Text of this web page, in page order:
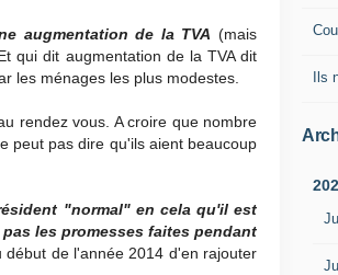
augmentation de la TVA (mais
qui dit augmentation de la TVA dit
les ménages les plus modestes.
rendez vous. A croire que nombre
peut pas dire qu'ils aient beaucoup
"normal" en cela qu'il est
les promesses faites pendant
début de l'année 2014 d'en rajouter
Ils